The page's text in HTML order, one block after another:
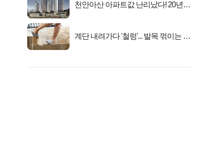
천안아산 아파트값 난리났다! 20년
계단 내려가다 '철렁'... 발목 꺾이는 이